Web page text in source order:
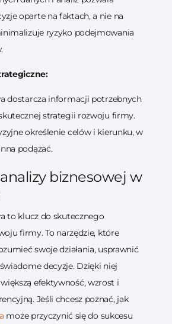
oparte na faktach, a nie na
ryzyko podejmowania
dostarcza informacji potrzebnych
strategii rozwoju firmy.
określenie celów i kierunku, w
podążać.
biznesowej w
to klucz do skutecznego
firmy. To narzędzie, które
swoje działania, usprawnić
decyzje. Dzięki niej
efektywność, wzrost i
Jeśli chcesz poznać, jak
może przyczynić się do sukcesu